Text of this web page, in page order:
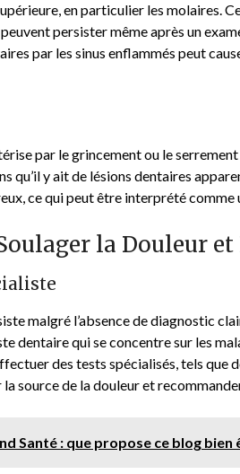
en particulier les molaires.
persister même après un
par les sinus enflammés peut
par le grincement ou le
qu’il y ait de lésions dentaires
ce qui peut être interprété comme
la Douleur et
malgré l’absence de diagnostic
dentaire qui se concentre sur les
des tests spécialisés, tels que
source de la douleur et
Santé : que propose ce blog bien